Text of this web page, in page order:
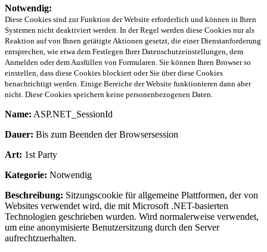
Notwendig:
Diese Cookies sind zur Funktion der Website erforderlich und können in Ihren
Systemen nicht deaktiviert werden. In der Regel werden diese Cookies nur als
Reaktion auf von Ihnen getätigte Aktionen gesetzt, die einer Dienstanforderung
entsprechen, wie etwa dem Festlegen Ihrer Datenschutzeinstellungen, dem
Anmelden oder dem Ausfüllen von Formularen. Sie können Ihren Browser so
einstellen, dass diese Cookies blockiert oder Sie über diese Cookies
benachrichtigt werden. Einige Bereiche der Website funktionieren dann aber
nicht. Diese Cookies speichern keine personenbezogenen Daten.
Name: ASP.NET_SessionId
Dauer: Bis zum Beenden der Browsersession
Art: 1st Party
Kategorie: Notwendig
Beschreibung: Sitzungscookie für allgemeine Plattformen, der von
Websites verwendet wird, die mit Microsoft .NET-basierten
Technologien geschrieben wurden. Wird normalerweise verwendet,
um eine anonymisierte Benutzersitzung durch den Server
aufrechtzuerhalten.